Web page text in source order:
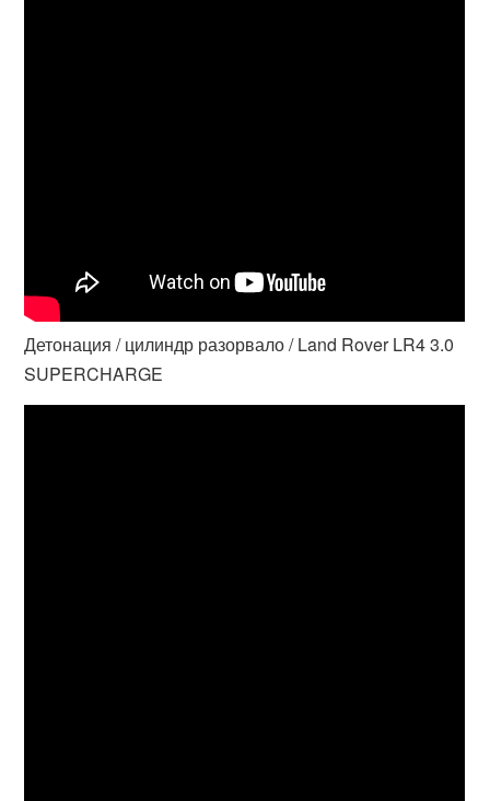
Детонация / цилиндр разорвало / Land Rover LR4 3.0
SUPERCHARGE